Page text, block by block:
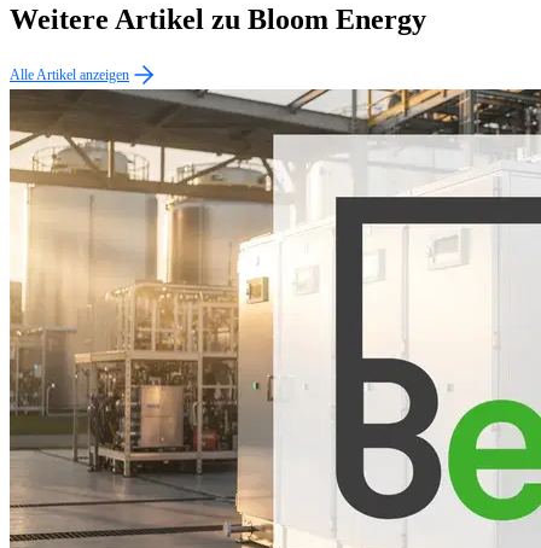
Weitere Artikel zu Bloom Energy
Alle Artikel anzeigen